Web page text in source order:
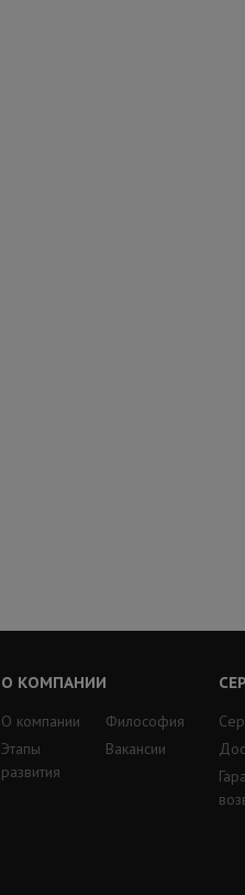
О КОМПАНИИ
О компании
Этапы
развития
Философия
Вакансии